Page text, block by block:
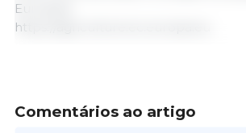
Europeia.
https://agriculture.ec.europa.eu
Comentários ao artigo